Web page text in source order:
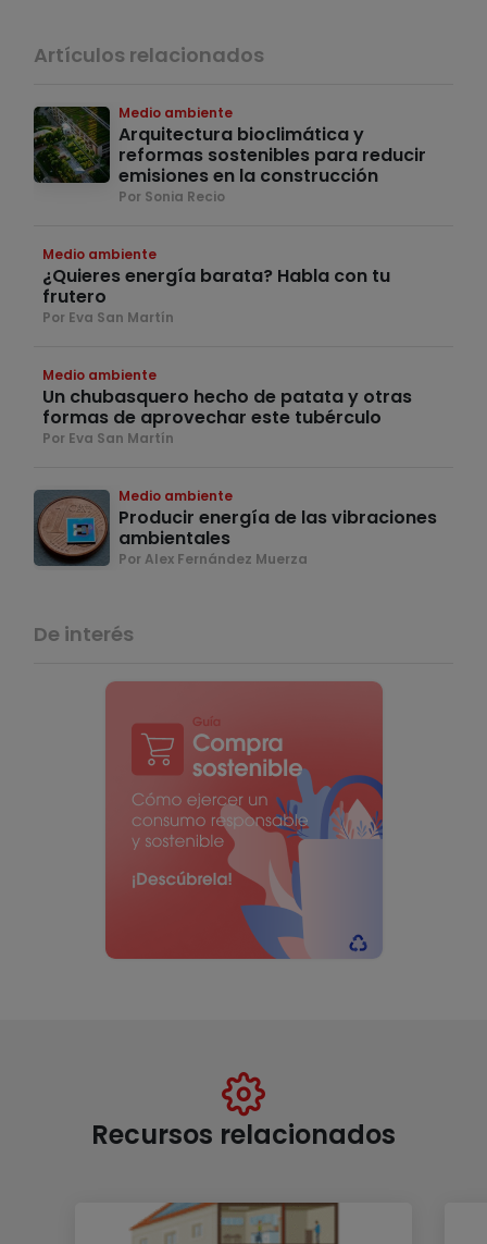
Artículos relacionados
Medio ambiente
Arquitectura bioclimática y
reformas sostenibles para reducir
emisiones en la construcción
Por Sonia Recio
Medio ambiente
¿Quieres energía barata? Habla con tu
frutero
Por Eva San Martín
Medio ambiente
Un chubasquero hecho de patata y otras
formas de aprovechar este tubérculo
Por Eva San Martín
Medio ambiente
Producir energía de las vibraciones
ambientales
Por Alex Fernández Muerza
De interés
Recursos relacionados